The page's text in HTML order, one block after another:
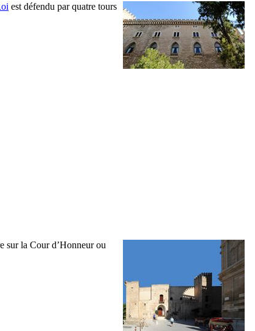
est défendu par quatre tours
sur la Cour d’Honneur ou